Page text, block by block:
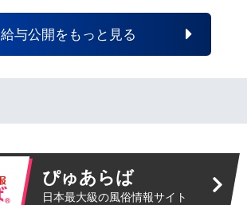
境づくりなどに励んでいきた
いです！一緒に頑張りましょ
給与公開をもっと見る
ぴゅあらば
日本最大級の風俗情報サイト